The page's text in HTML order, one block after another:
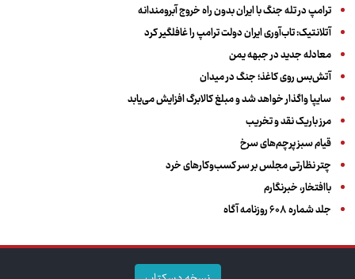
ترامپ در تله جنگ با ایران بدون راه خروج آبرومندانه
آتلانتیک: تاب‌آوری ایران دولت ترامپ را غافلگیر کرد
معادله جدید در جبهه یمن
آتش‌بس روی کاغذ؛ جنگ در میدان
سایپا واگذار خواهد شد و مبلغ کالابرگ افزایش می‌یابد
مرز باریک نقد و تخریب
قیام سبز پرچم‌های سرخ
چتر نظارتی مجلس بر سر کسب‌وکارهای خرد
باافتخار، خبرنگارم
جلد شماره ۶۰۸ روزنامه آگاه